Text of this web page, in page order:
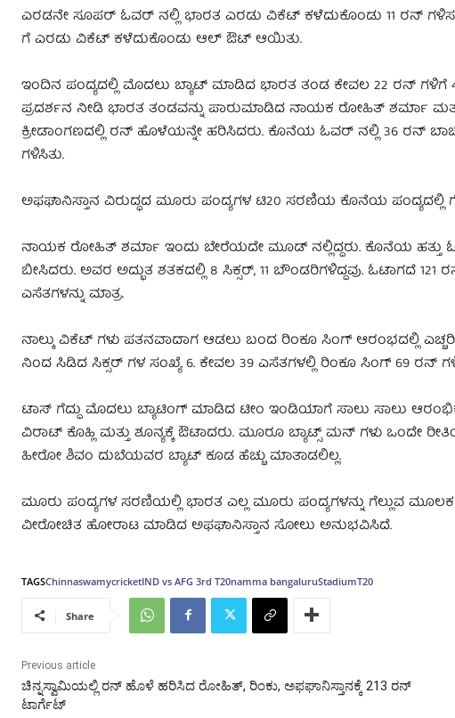
ಎರಡನೇ ಸೂಪರ್ ಓವರ್ ನಲ್ಲಿ ಭಾರತ ಎರಡು ವಿಕೆಟ್ ಕಳೆದುಕೊಂಡು 11 ರನ್
ಗೆ ಎರಡು ವಿಕೆಟ್ ಕಳೆದುಕೊಂಡು ಆಲ್ ಔಟ್ ಆಯಿತು.
ಇಂದಿನ ಪಂದ್ಯದಲ್ಲಿ ಮೊದಲು ಬ್ಯಾಟ್ ಮಾಡಿದ ಭಾರತ ತಂಡ ಕೇವಲ 22 ರನ್ ಗಳಿಗೆ
ಪ್ರದರ್ಶನ ನೀಡಿ ಭಾರತ ತಂಡವನ್ನು ಪಾರುಮಾಡಿದ ನಾಯಕ ರೋಹಿತ್ ಶರ್ಮಾ
ಕ್ರೀಡಾಂಗಣದಲ್ಲಿ ರನ್ ಹೊಳೆಯನ್ನೇ ಹರಿಸಿದರು. ಕೊನೆಯ ಓವರ್ ನಲ್ಲಿ 36 ರನ್
ಗಳಿಸಿತು.
ಅಫಘಾನಿಸ್ತಾನ‌ ವಿರುದ್ಧದ ಮೂರು ಪಂದ್ಯಗಳ ಟಿ20 ಸರಣಿಯ ಕೊನೆಯ ಪಂದ್ಯದಲ್ಲಿ
ನಾಯಕ ರೋಹಿತ್ ಶರ್ಮಾ ಇಂದು ಬೇರೆಯದೇ ಮೂಡ್ ನಲ್ಲಿದ್ದರು. ಕೊನೆಯ ಹತ್ತು
ಬೀಸಿದರು. ಅವರ ಅದ್ಭುತ ಶತಕದಲ್ಲಿ 8 ಸಿಕ್ಸರ್, 11 ಬೌಂಡರಿಗಳಿದ್ದವು. ಓಟಾಗದೆ
ಎಸೆತಗಳನ್ನು ಮಾತ್ರ.
ನಾಲ್ಕು ವಿಕೆಟ್ ಗಳು ಪತನವಾದಾಗ ಆಡಲು ಬಂದ ರಿಂಕೂ ಸಿಂಗ್ ಆರಂಭದಲ್ಲಿ
ನಿಂದ ಸಿಡಿದ ಸಿಕ್ಸರ್ ಗಳ ಸಂಖ್ಯೆ 6. ಕೇವಲ 39 ಎಸೆತಗಳಲ್ಲಿ ರಿಂಕೂ ಸಿಂಗ್ 69 ರನ್
ಟಾಸ್​ ಗೆದ್ದು ಮೊದಲು ಬ್ಯಾಟಿಂಗ್​ ಮಾಡಿದ ಟೀಂ ಇಂಡಿಯಾಗೆ ಸಾಲು ಸಾಲು
ವಿರಾಟ್​ ಕೊಹ್ಲಿ ಮತ್ತು ಶೂನ್ಯಕ್ಕೆ ಔಟಾದರು. ಮೂರೂ ಬ್ಯಾಟ್ಸ್ ಮನ್ ಗಳು
ಹೀರೋ ಶಿವಂ ದುಬೆಯವರ ಬ್ಯಾಟ್ ಕೂಡ ಹೆಚ್ಚು ಮಾತಾಡಲಿಲ್ಲ.
ಮೂರು ಪಂದ್ಯಗಳ ಸರಣಿಯಲ್ಲಿ ಭಾರತ ಎಲ್ಲ ಮೂರು ಪಂದ್ಯಗಳನ್ನು ಗೆಲ್ಲುವ
ವೀರೋಚಿತ ಹೋರಾಟ ಮಾಡಿದ ಅಫಘಾನಿಸ್ತಾನ ಸೋಲು ಅನುಭವಿಸಿದೆ.
TAGSChinnaswamycricketIND vs AFG 3rd T20namma bangaluruStadiumT20
Share
Previous article
ಚಿನ್ನಸ್ವಾಮಿಯಲ್ಲಿ ರನ್ ಹೊಳೆ ಹರಿಸಿದ ರೋಹಿತ್, ರಿಂಕು, ಅಫಘಾನಿಸ್ತಾನಕ್ಕೆ 213 ರನ್
ಟಾರ್ಗೆಟ್